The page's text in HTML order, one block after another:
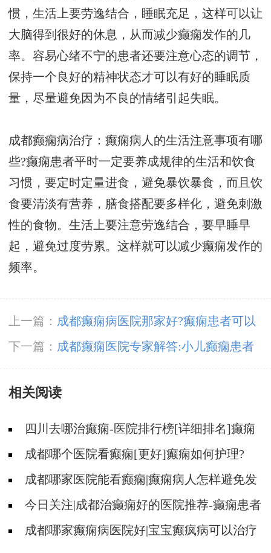
惯，生活上要劳逸结合，睡眠充足，这样可以让
大脑得到很好的休息，从而减少癫痫发作的几
率。容易心绪不宁的患者还要注意心态的调节，
保持一个良好的精神状态才可以有好的睡眠质
量，尽量避免因为不良的情绪引起失眠。
成都癫痫病治疗：癫痫病人的生活注意事项有哪
些?癫痫患者平时一定要养成规律的生活和饮食
习惯，要定时定量进食，避免暴饮暴食，而且饮
食要清淡有营养，膳食搭配要多样化，避免刺激
性的食物。生活上要注意劳逸结合，要早睡早
起，避免过度劳累。这样就可以减少癫痫发作的
频率。
上一篇： 成都癫痫病医院那家好?癫痫患者可以
吃肉吗?
下一篇： 成都癫痫医院专家解答:小儿癫痫患者
的家庭护理方法?
相关阅读
四川去哪治癫痫-医院排行榜[详细排名]癫痫
治疗怎么治比较好?
成都哪个医院看癫痫[更好]癫痫如何护理?
成都哪家医院能看癫痫|癫痫病人怎样避免发
病?今日关注|成都治癫痫好的医院推荐-癫痫患者
怎样正确用药?
成都哪家癫痫病医院好|宝宝癫疯病可以治疗